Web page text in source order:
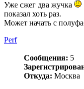
Уже сжег два жучка
показал хоть раз.
Может начать с
Perf
Сообщения: 5
Откуда: Москва